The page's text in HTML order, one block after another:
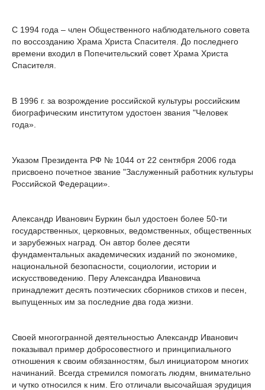
С 1994 года – член Общественного наблюдательного совета
по воссозданию Храма Христа Спасителя. До последнего
времени входил в Попечительский совет Храма Христа
Спасителя.
В 1996 г. за возрождение российской культуры российским
биографическим институтом удостоен звания "Человек
года».
Указом Президента РФ № 1044 от 22 сентября 2006 года
присвоено почетное звание "Заслуженный работник культуры
Российской Федерации».
Александр Иванович Буркин был удостоен более 50-ти
государственных, церковных, ведомственных, общественных
и зарубежных наград. Он автор более десяти
фундаментальных академических изданий по экономике,
национальной безопасности, социологии, истории и
искусствоведению. Перу Александра Ивановича
принадлежит десять поэтических сборников стихов и песен,
выпущенных им за последние два года жизни.
Своей многогранной деятельностью Александр Иванович
показывал пример добросовестного и принципиального
отношения к своим обязанностям, был инициатором многих
начинаний. Всегда стремился помогать людям, внимательно
и чутко относился к ним. Его отличали высочайшая эрудиция